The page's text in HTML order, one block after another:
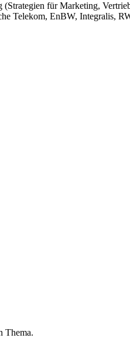
für Marketing,
Telekom, EnBW, Integralis,
Thema.